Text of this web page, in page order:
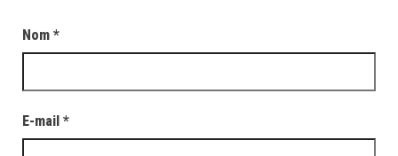
Nom *
E-mail *